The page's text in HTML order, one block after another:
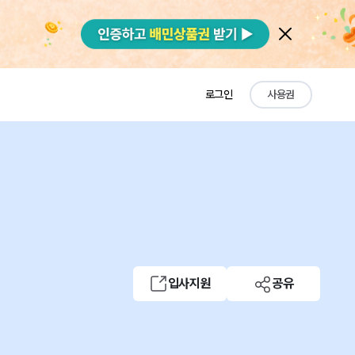
로그인 사용권
입사지원 공유